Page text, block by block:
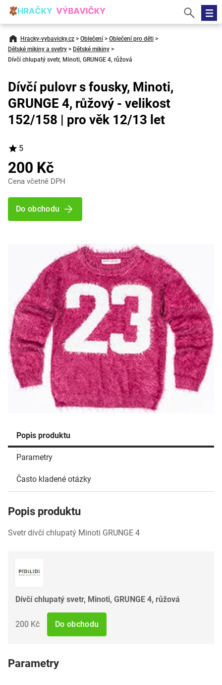
Hracky-vybavicky.cz > Oblečení > Oblečení pro děti >
Dětské mikiny a svetry > Dětské mikiny >
Dívčí chlupatý svetr, Minoti, GRUNGE 4, růžová
Popis produktu
Parametry
Často kladené otázky
Popis produktu
Svetr dívčí chlupatý Minoti GRUNGE 4
Dívčí chlupatý svetr, Minoti, GRUNGE 4, růžová
200 Kč Do obchodu
Parametry
Dívčí pulovr s fousky, Minoti,
GRUNGE 4, růžový - velikost
152/158 | pro věk 12/13 let
5
200 Kč
Cena včetně DPH
Do obchodu